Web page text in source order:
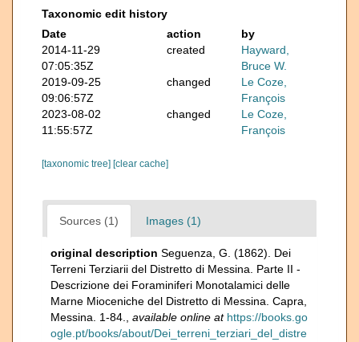
Taxonomic edit history
Date
action
by
2014-11-29
07:05:35Z
created
Hayward,
Bruce W.
2019-09-25
09:06:57Z
changed
Le Coze,
François
2023-08-02
11:55:57Z
changed
Le Coze,
François
[taxonomic tree] [clear cache]
Sources (1) Images (1)
original description Seguenza, G. (1862). Dei
Terreni Terziarii del Distretto di Messina. Parte II -
Descrizione dei Foraminiferi Monotalamici delle
Marne Mioceniche del Distretto di Messina. Capra,
Messina. 1-84.
available online at https://books.go
ogle.pt/books/about/Dei_terreni_terziari_del_distre